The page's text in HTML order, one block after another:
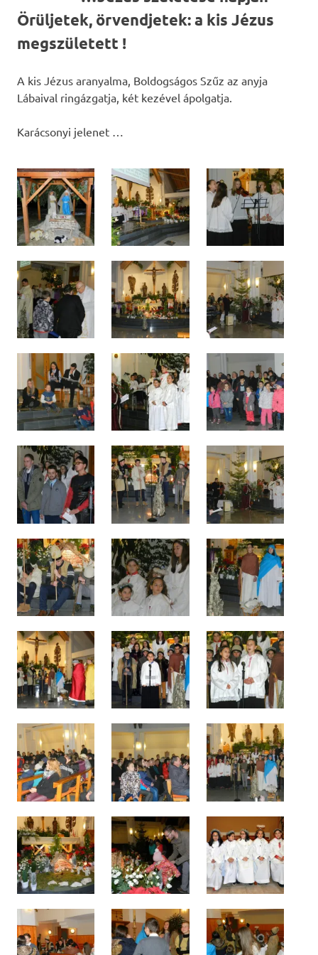
Örüljetek, örvendjetek: a kis Jézus
megszületett !
A kis Jézus aranyalma, Boldogságos Szűz az anyja
Lábaival ringázgatja, két kezével ápolgatja.
Karácsonyi jelenet …